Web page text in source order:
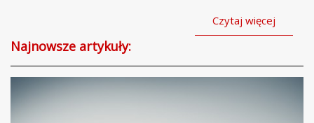
Czytaj więcej
Najnowsze artykuły: